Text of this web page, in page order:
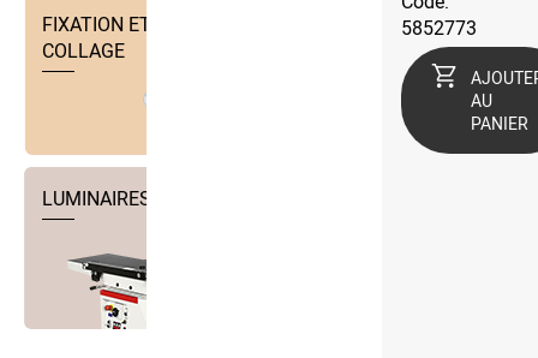
FIXATION ET TECHNIQUE DE
COLLAGE
LUMINAIRES
5852773
AU
PANIER